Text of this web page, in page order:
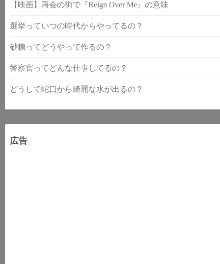
【映画】再会の街で『Reign Over Me』の意味
選挙っていつの時代からやってるの？
砂糖ってどうやって作るの？
警察官ってどんな仕事してるの？
どうして蛇口から綺麗な水が出るの？
広告